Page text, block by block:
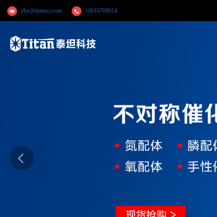
yhx@titansci.com 18616708014